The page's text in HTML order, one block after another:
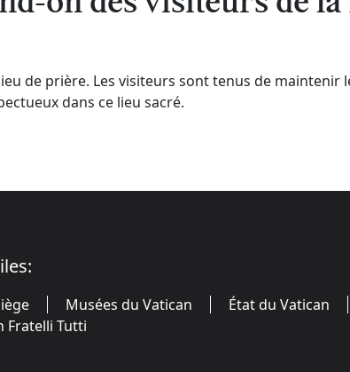
de prière. Les visiteurs sont tenus de maintenir
dans ce lieu sacré.
Musées du Vatican
État du Vatican
Fratelli Tutti